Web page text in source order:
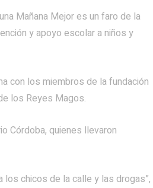
Mañana Mejor es un faro de la
y apoyo escolar a niños y
con los miembros de la fundación
los Reyes Magos.
Córdoba, quienes llevaron
los chicos de la calle y las drogas”,